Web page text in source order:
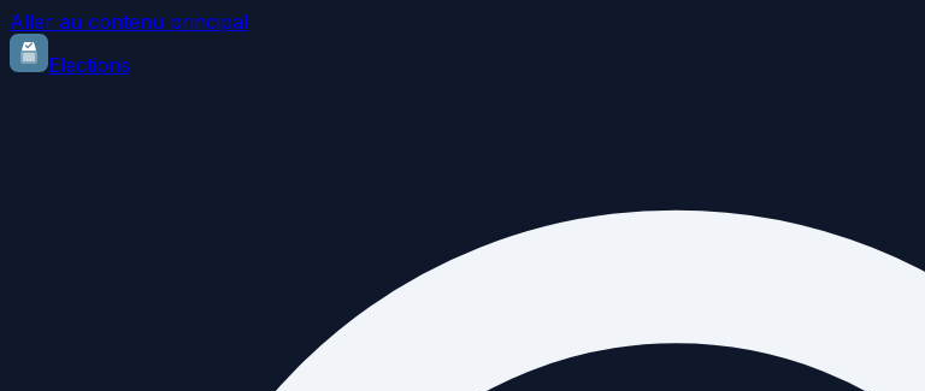
Aller au contenu principal
Elections